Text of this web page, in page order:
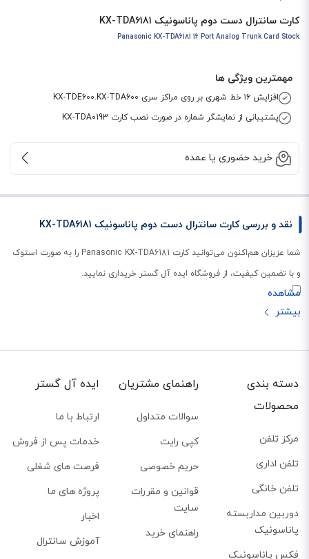
کارت سانترال دست دوم پاناسونیک KX-TDA6181
Panasonic KX-TDA6181 16 Port Analog Trunk Card Stock
مهمترین ویژگی ها
افزایش ۱۶ خط شهری بر روی مراکز سری KX-TDE600.KX-TDA600
پشتیبانی از نمایشگر شماره در صورت نصب کارت KX-TDA0193
خرید حضوری یا عمده
نقد و بررسی کارت سانترال دست دوم پاناسونیک KX-TDA6181
شما عزیزان هم‌اکنون می‌توانید کارت Panasonic KX-TDA6181 را به صورت استوک
و با تضمین کیفیت، از فروشگاه ایده آل گستر خریداری نمایید.
دسته بندی
محصولات
مرکز تلفن
تلفن اداری
تلفن خانگی
دوربین مداربسته
پاناسونیک
فکس پاناسونیک
راهنمای مشتریان
سوالات متداول
کپی رایت
حریم خصوصی
قوانین و مقررات
سایت
راهنمای خرید
ایده آل گستر
ارتباط با ما
خدمات پس از فروش
فرصت های شغلی
پروژه های ما
اخبار
آموزش سانترال